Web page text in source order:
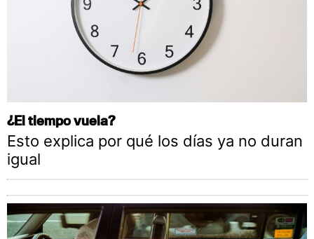
¿El tiempo vuela?
Esto explica por qué los días ya no duran
igual